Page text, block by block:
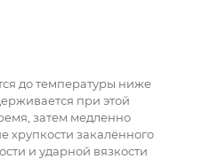
до температуры ниже
при этой
затем медленно
хрупкости закалённого
и ударной вязкости